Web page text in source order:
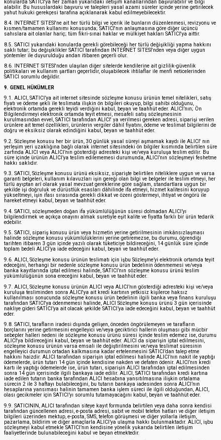
konularda SATICI'ya her zaman yukarıdaki iletişim kanallarından başvurabilir ve bilgi
alabilir. Bu hususlardaki başvuru ve talepleri yasal azami süreler içinde yerine getirilecek
yahut hukuki gerekçesi tarafına açıklanarak kabul edilmeyebilecektir.
8.4. INTERNET SİTESİ'ne ait her türlü bilgi ve içerik ile bunların düzenlenmesi, revizyonu ve
kısmen/tamamen kullanımı konusunda; SATICI'nın anlaşmasına göre diğer üçüncü
sahıslara ait olanlar hariç; tüm fikri-sınai haklar ve mülkiyet hakları SATICI'ya aittir.
8.5. SATICI yukarıdaki konularda gerekli görebileceği her türlü değişikliği yapma hakkını
saklı tutar; bu değişiklikler SATICI tarafından INTERNET SİTESİ'nden veya diğer uygun
yöntemler ile duyurulduğu andan itibaren geçerli olur.
8.6. INTERNET SİTESİ'nden ulaşılan diğer sitelerde kendilerine ait gizlilik-güvenlik
politikaları ve kullanım şartları geçerlidir, oluşabilecek ihtilaflar ile menfi neticelerinden
SATICI sorumlu değildir.
9. GENEL HÜKÜMLER
9.1. ALICI, SATICI’ya ait internet sitesinde sözleşme konusu ürünün temel nitelikleri, satış
fiyatı ve ödeme şekli ile teslimata ilişkin ön bilgileri okuyup, bilgi sahibi olduğunu,
elektronik ortamda gerekli teyidi verdiğini kabul, beyan ve taahhüt eder. ALICI’nın; Ön
Bilgilendirmeyi elektronik ortamda teyit etmesi, mesafeli satış sözleşmesinin
kurulmasından evvel, SATICI tarafından ALICI' ya verilmesi gereken adresi, siparişi verilen
ürünlere ait temel özellikleri, ürünlerin vergiler dâhil fiyatını, ödeme ve teslimat bilgilerini de
doğru ve eksiksiz olarak edindiğini kabul, beyan ve taahhüt eder.
9.2. Sözleşme konusu her bir ürün, 30 günlük yasal süreyi aşmamak kaydı ile ALICI' nın
yerleşim yeri uzaklığına bağlı olarak internet sitesindeki ön bilgiler kısmında belirtilen süre
zarfında ALICI veya ALICI’nın gösterdiği adresteki kişi ve/veya kuruluşa teslim edilir. Bu
süre içinde ürünün ALICI’ya teslim edilememesi durumunda, ALICI’nın sözleşmeyi feshetme
hakkı saklıdır.
9.3. SATICI, Sözleşme konusu ürünü eksiksiz, siparişte belirtilen niteliklere uygun ve varsa
garanti belgeleri, kullanım kılavuzları işin gereği olan bilgi ve belgeler ile teslim etmeyi, her
türlü ayıptan arî olarak yasal mevzuat gereklerine göre sağlam, standartlara uygun bir
şekilde işi doğruluk ve dürüstlük esasları dâhilinde ifa etmeyi, hizmet kalitesini koruyup
yükseltmeyi, işin ifası sırasında gerekli dikkat ve özeni göstermeyi, ihtiyat ve öngörü ile
hareket etmeyi kabul, beyan ve taahhüt eder.
9.4. SATICI, sözleşmeden doğan ifa yükümlülüğünün süresi dolmadan ALICI’yı
bilgilendirmek ve açıkça onayını almak suretiyle eşit kalite ve fiyatta farklı bir ürün tedarik
edebilir.
9.5. SATICI, sipariş konusu ürün veya hizmetin yerine getirilmesinin imkânsızlaşması
halinde sözleşme konusu yükümlülüklerini yerine getiremezse, bu durumu, öğrendiği
tarihten itibaren 3 gün içinde yazılı olarak tüketiciye bildireceğini, 14 günlük süre içinde
toplam bedeli ALICI’ya iade edeceğini kabul, beyan ve taahhüt eder.
9.6. ALICI, Sözleşme konusu ürünün teslimatı için işbu Sözleşme’yi elektronik ortamda teyit
edeceğini, herhangi bir nedenle sözleşme konusu ürün bedelinin ödenmemesi ve/veya
banka kayıtlarında iptal edilmesi halinde, SATICI’nın sözleşme konusu ürünü teslim
yükümlülüğünün sona ereceğini kabul, beyan ve taahhüt eder.
9.7. ALICI, Sözleşme konusu ürünün ALICI veya ALICI’nın gösterdiği adresteki kişi ve/veya
kuruluşa tesliminden sonra ALICI'ya ait kredi kartının yetkisiz kişilerce haksız
kullanılması sonucunda sözleşme konusu ürün bedelinin ilgili banka veya finans kuruluşu
tarafından SATICI'ya ödenmemesi halinde, ALICI Sözleşme konusu ürünü 3 gün içerisinde
nakliye gideri SATICI’ya ait olacak şekilde SATICI’ya iade edeceğini kabul, beyan ve taahhüt
eder.
9.8. SATICI, tarafların iradesi dışında gelişen, önceden öngörülemeyen ve tarafların
borçlarını yerine getirmesini engelleyici ve/veya geciktirici hallerin oluşması gibi mücbir
sebepler halleri nedeni ile sözleşme konusu ürünü süresi içinde teslim edemez ise, durumu
ALICI'ya bildireceğini kabul, beyan ve taahhüt eder. ALICI da siparişin iptal edilmesini,
sözleşme konusu ürünün varsa emsali ile değiştirilmesini ve/veya teslimat süresinin
engelleyici durumun ortadan kalkmasına kadar ertelenmesini SATICI’dan talep etme
hakkını haizdir. ALICI tarafından siparişin iptal edilmesi halinde ALICI’nın nakit ile yaptığı
ödemelerde, ürün tutarı 14 gün içinde kendisine nakden ve defaten ödenir. ALICI’nın kredi
kartı ile yaptığı ödemelerde ise, ürün tutarı, siparişin ALICI tarafından iptal edilmesinden
sonra 14 gün içerisinde ilgili bankaya iade edilir. ALICI, SATICI tarafından kredi kartına
iade edilen tutarın banka tarafından ALICI hesabına yansıtılmasına ilişkin ortalama
sürecin 2 ile 3 haftayı bulabileceğini, bu tutarın bankaya iadesinden sonra ALICI’nın
hesaplarına yansıması halinin tamamen banka işlem süreci ile ilgili olduğundan, ALICI,
olası gecikmeler için SATICI’yı sorumlu tutamayacağını kabul, beyan ve taahhüt eder.
9.9. SATICININ, ALICI tarafından siteye kayıt formunda belirtilen veya daha sonra kendisi
tarafından güncellenen adresi, e-posta adresi, sabit ve mobil telefon hatları ve diğer iletişim
bilgileri üzerinden mektup, e-posta, SMS, telefon görüşmesi ve diğer yollarla iletişim,
pazarlama, bildirim ve diğer amaçlarla ALICI’ya ulaşma hakkı bulunmaktadır. ALICI, işbu
sözleşmeyi kabul etmekle SATICI’nın kendisine yönelik yukarıda belirtilen iletişim
faaliyetlerinde bulunabileceğini kabul ve beyan etmektedir.